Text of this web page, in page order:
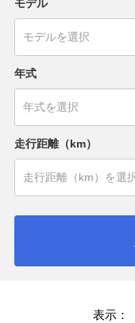
モデル
年式
走行距離（km）
表示：